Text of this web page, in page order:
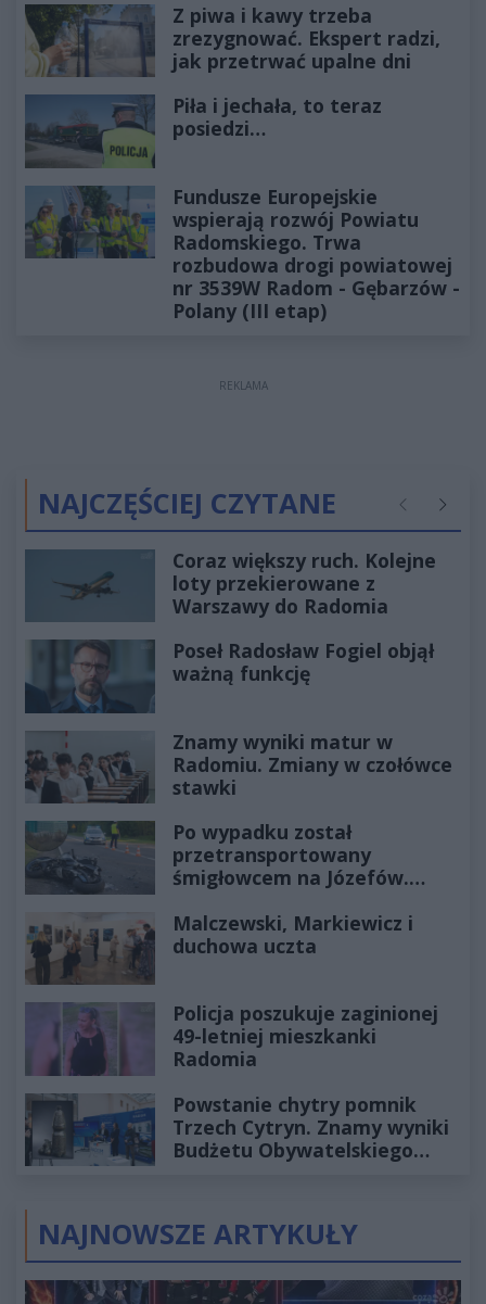
Z piwa i kawy trzeba
zrezygnować. Ekspert radzi,
jak przetrwać upalne dni
Piła i jechała, to teraz
posiedzi…
Fundusze Europejskie
wspierają rozwój Powiatu
Radomskiego. Trwa
rozbudowa drogi powiatowej
nr 3539W Radom - Gębarzów -
Polany (III etap)
REKLAMA
NAJCZĘŚCIEJ CZYTANE Poprzednie
Coraz większy ruch. Kolejne
loty przekierowane z
Warszawy do Radomia
Poseł Radosław Fogiel objął
ważną funkcję
Znamy wyniki matur w
Radomiu. Zmiany w czołówce
stawki
Po wypadku został
przetransportowany
śmigłowcem na Józefów.
Malczewski, Markiewicz i
duchowa uczta
Policja poszukuje zaginionej
49-letniej mieszkanki
Radomia
Powstanie chytry pomnik
Trzech Cytryn. Znamy wyniki
Budżetu Obywatelskiego
NAJNOWSZE ARTYKUŁY